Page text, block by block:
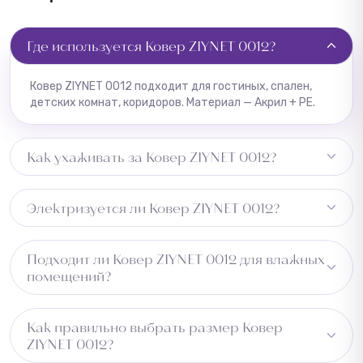
Где используется Ковер ZIYNET 0012?
Ковер ZIYNET 0012 подходит для гостиных, спален,
детских комнат, коридоров. Материал — Акрил + PE.
Как ухаживать за Ковер ZIYNET 0012?
влажной тряпкой.
Электризуется ли Ковер ZIYNET 0012?
влажности.
Подходит ли Ковер ZIYNET 0012 для влажных
помещений?
Как правильно выбрать размер Ковер
ZIYNET 0012?